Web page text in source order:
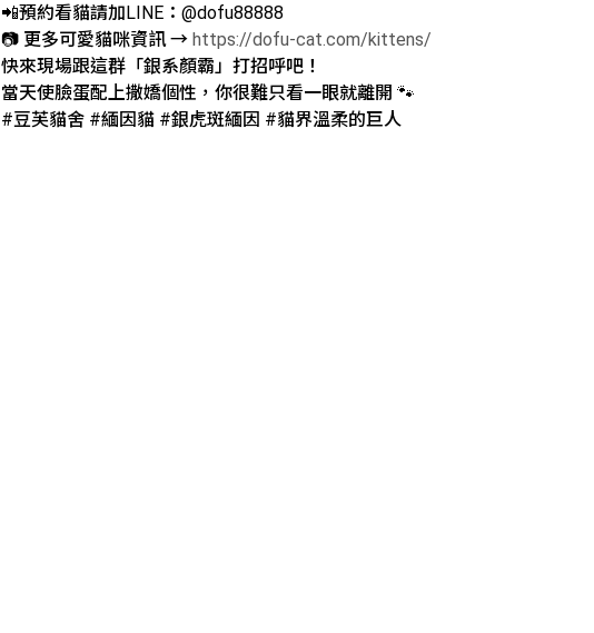
📲預約看貓請加LINE：@dofu88888
📷 更多可愛貓咪資訊 → https://dofu-cat.com/kittens/
快來現場跟這群「銀系顏霸」打招呼吧！
當天使臉蛋配上撒嬌個性，你很難只看一眼就離開 🐾
#豆芙貓舍 #緬因貓 #銀虎斑緬因 #貓界溫柔的巨人